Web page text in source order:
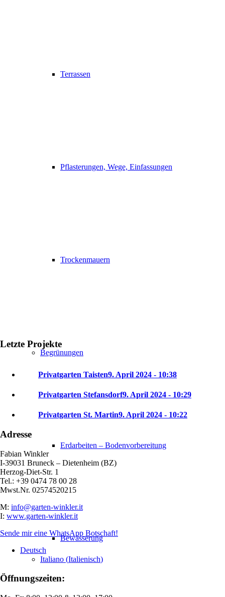
Terrassen
Pflasterungen, Wege, Einfassungen
Trockenmauern
Begrünungen
Erdarbeiten – Bodenvorbereitung
Bewässerung
Letzte Projekte
Privatgarten Taisten9. April 2024 - 10:38
Privatgarten Stefansdorf9. April 2024 - 10:29
Privatgarten St. Martin9. April 2024 - 10:22
Adresse
Fabian Winkler
I-39031 Bruneck – Dietenheim (BZ)
Herzog-Diet-Str. 1
Tel.: +39 0474 78 00 28
Mwst.Nr. 02574520215
M: info@garten-winkler.it
I: www.garten-winkler.it
Sende mir eine WhatsApp Botschaft!
Deutsch
Italiano (Italienisch)
Öffnungszeiten: